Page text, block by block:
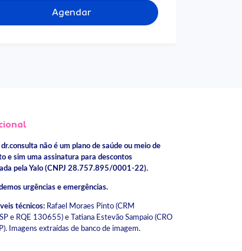
Agendar
não é um plano de saúde ou meio de
e sim uma assinatura para descontos
pela Yalo (CNPJ 28.757.895/0001-22).
urgências e emergências.
técnicos:Rafael Moraes Pinto (CRM
e RQE 130655) e Tatiana Estevão Sampaio (CRO
Imagens extraídas de banco de imagem.